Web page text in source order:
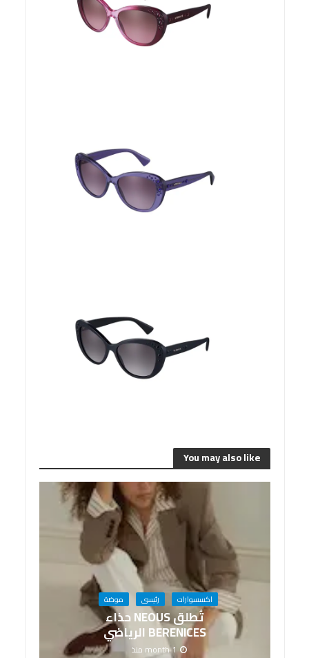
You may also like
اكسسوارات رئيسى موضة
تُطلق NEOUS حذاء
BERENICES الرياضي
1 month منذ